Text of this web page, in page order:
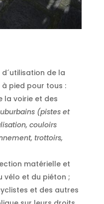
de la
pied pour tous :
la voirie et des
(pistes et
couloirs
trottoirs,
matérielle et
vélo et du piéton ;
et des autres